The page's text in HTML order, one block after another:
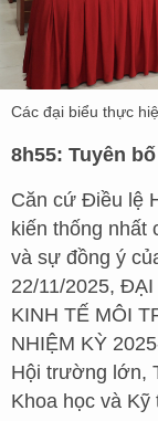
Các đại biểu thực
8h55: Tuyên
Căn cứ Điều lệ
kiến thống nhất
và sự đồng ý
22/11/2025,
KINH TẾ MÔI
NHIỆM KỲ
Hội trường lớn,
Khoa học và Kỹ